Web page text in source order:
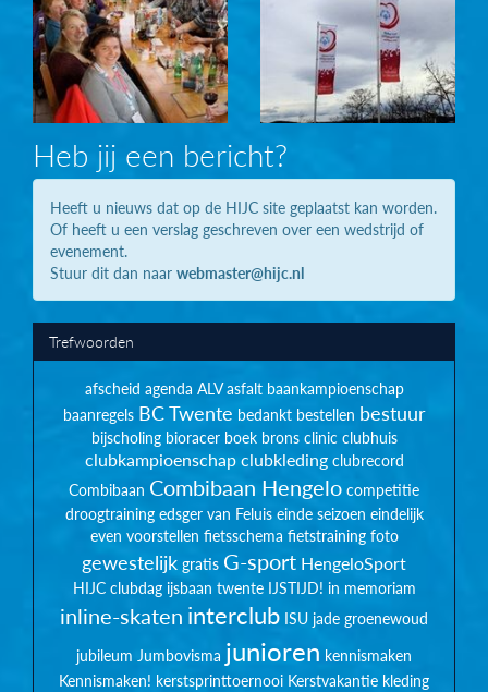
Heb jij een bericht?
Heeft u nieuws dat op de HIJC site geplaatst kan worden.
Of heeft u een verslag geschreven over een wedstrijd of
evenement.
Stuur dit dan naar webmaster@hijc.nl
Trefwoorden
afscheid agenda ALV asfalt baankampioenschap
baanregels BC Twente bedankt bestellen bestuur
bijscholing bioracer boek brons clinic clubhuis
clubkampioenschapclubkleding clubrecord
Combibaan Combibaan Hengelo competitie
droogtraining edsger van Feluis einde seizoen eindelijk
even voorstellen fietsschema fietstraining foto
gewestelijk gratis G-sport HengeloSport
HIJC clubdag ijsbaan twente IJSTIJD! in memoriam
inline-skaten interclub ISU jade groenewoud
jubileum Jumbovisma junioren kennismaken
Kennismaken! kerstsprinttoernooi Kerstvakantie kleding